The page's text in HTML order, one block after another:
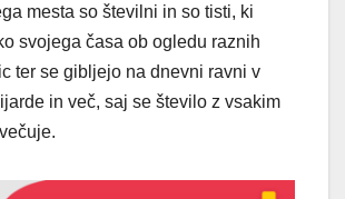
mesta so številni in so tisti, ki
svojega časa ob ogledu raznih
ter se gibljejo na dnevni ravni v
in več, saj se število z vsakim